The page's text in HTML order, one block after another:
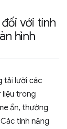
với tính
hình
tải lười các
liệu trong
ẩn, thường
tính năng